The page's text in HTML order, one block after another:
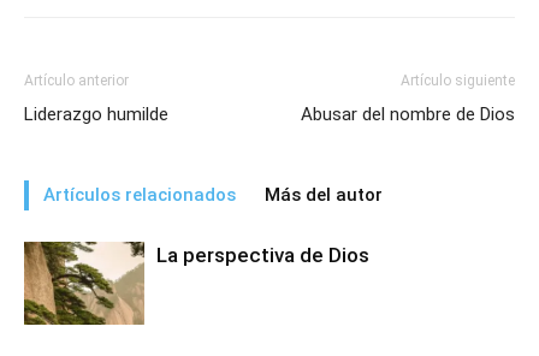
Artículo anterior
Liderazgo humilde
Artículo siguiente
Abusar del nombre de Dios
Artículos relacionados Más del autor
La perspectiva de Dios